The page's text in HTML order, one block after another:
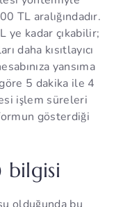
TL aralığındadır.
kadar çıkabilir;
daha kısıtlayıcı
yansıma
5 dakika ile 4
işlem süreleri
gösterdiği
bilgisi